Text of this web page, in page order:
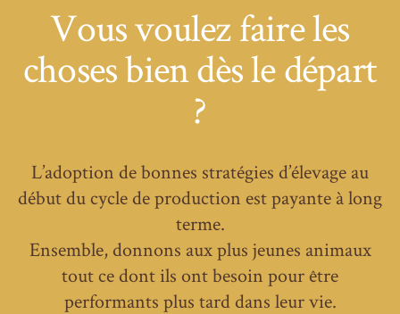
Vous voulez faire les
choses bien dès le départ
?
L’adoption de bonnes stratégies d’élevage au
début du cycle de production est payante à long
terme.
Ensemble, donnons aux plus jeunes animaux
tout ce dont ils ont besoin pour être
performants plus tard dans leur vie.